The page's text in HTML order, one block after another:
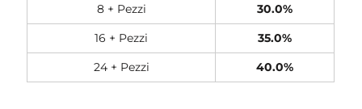
8 + Pezzi
30.0%
16 + Pezzi
35.0%
24 + Pezzi
40.0%